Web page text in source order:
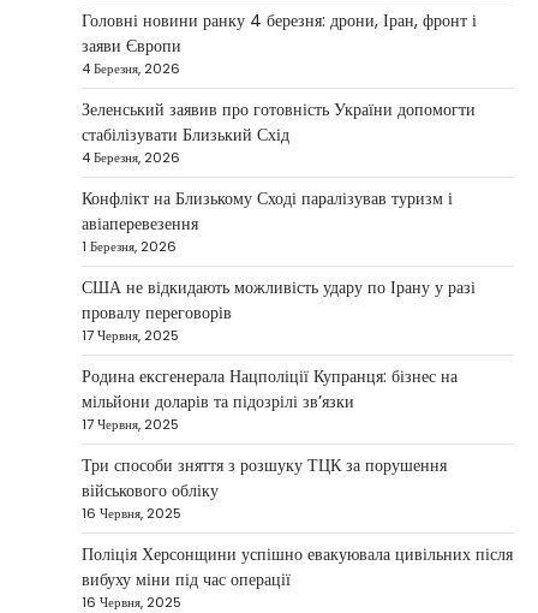
Kolomysheva Anastasiya
17 Червня,
2025
У США не виключають застосування сили проти
Ірану, якщо дипломатичні переговори не
принесуть бажаних результатів.…
Дубай зберігає статус глобального
хабу та приваблює український
бізнес
Taisiya Kovalchuk 5 Березня, 2026
Дубай протягом багатьох років утримує статус
одного з найбільш привабливих міжнародних
центрів для ведення бізнесу…
НОВИНИ
Головні новини ранку 4 березня:
дрони, Іран, фронт і заяви Європи
Taisiya Kovalchuk
Україна може долучитися до посилення систем
протидії іранським дронам на Близькому Сході,
новим верховним лідером…
Головні новини ранку 4 березня: дрони, Іран, фронт і
заяви Європи
4 Березня, 2026
Зеленський заявив про готовність України допомогти
стабілізувати Близький Схід
4 Березня, 2026
Конфлікт на Близькому Сході паралізував туризм і
авіаперевезення
1 Березня, 2026
США не відкидають можливість удару по Ірану у разі
провалу переговорів
17 Червня, 2025
Родина ексгенерала Нацполіції Купранця: бізнес на
мільйони доларів та підозрілі зв’язки
17 Червня, 2025
Три способи зняття з розшуку ТЦК за порушення
військового обліку
16 Червня, 2025
Поліція Херсонщини успішно евакуювала цивільних після
вибуху міни під час операції
16 Червня, 2025